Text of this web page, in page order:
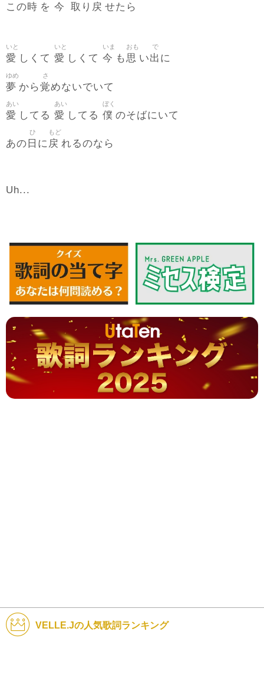
この時 を 今 取 り 戻 せたら
愛
いと
しくて 愛
いと
しくて 今
いま
も思
おも
い出
で
に
夢
ゆめ
から覚
さ
めないでいて
愛
あい
してる 愛
あい
してる 僕
ぼく
のそばにいて
あの 日
ひ
に戻
もど
れるのなら
Uh...
VELLE.Jの人気歌詞ランキング